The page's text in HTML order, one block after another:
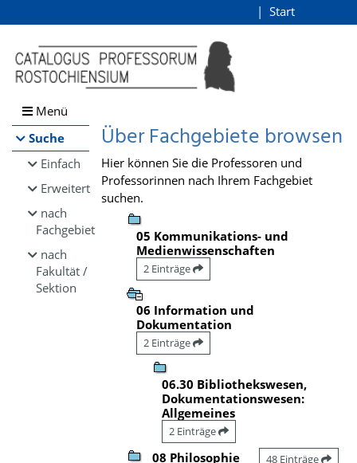
Browsen
direkt zum Inhalt
Start
Menü
Suche
Einfach
Erweitert
nach
Fachgebiet
nach
Fakultät /
Sektion
Über Fachgebiete browsen
Hier können Sie die Professoren und
Professorinnen nach Ihrem Fachgebiet
suchen.
05 Kommunikations- und
Medienwissenschaften
2 Einträge
06 Information und
Dokumentation
2 Einträge
06.30 Bibliothekswesen,
Dokumentationswesen:
Allgemeines
2 Einträge
08 Philosophie 48 Einträge